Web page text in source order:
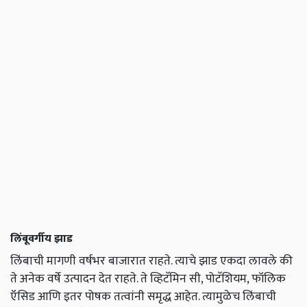
लिंबूवर्गीय झाड
लिंबाची मागणी वर्षभर बाजारात राहते. त्याचे झाड एकदा लावले की
ते अनेक वर्षे उत्पादन देत राहते. ते व्हिटॅमिन सी, पोटॅशियम, फॉलिक
ऍसिड आणि इतर पोषक तत्वांनी समृद्ध आहेत. त्यामुळेच लिंबाची